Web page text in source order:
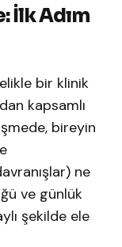
İlk Adım
bir klinik
kapsamlı
bireyin
ne
ve günlük
şekilde ele